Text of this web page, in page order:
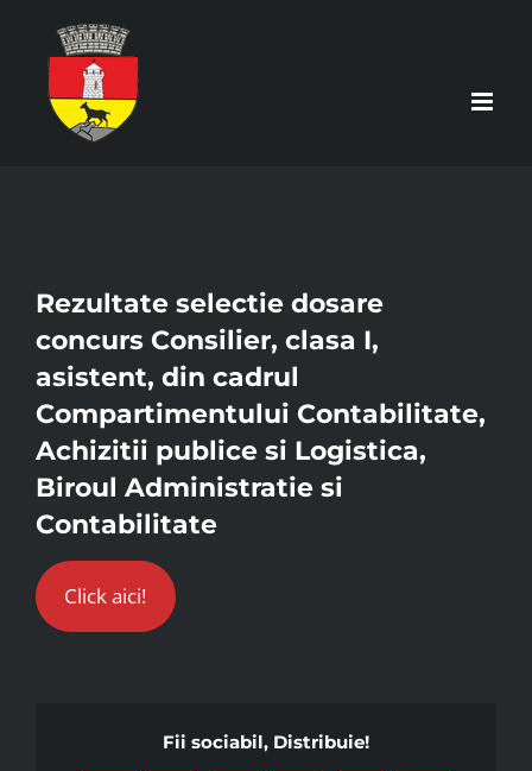
content
Rezultate selectie dosare
concurs Consilier, clasa I,
asistent, din cadrul
Compartimentului Contabilitate,
Achizitii publice si Logistica,
Biroul Administratie si
Contabilitate
Click aici!
Fii sociabil, Distribuie!